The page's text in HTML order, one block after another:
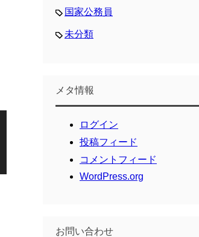
国家公務員
未分類
メタ情報
ログイン
投稿フィード
コメントフィード
WordPress.org
お問い合わせ